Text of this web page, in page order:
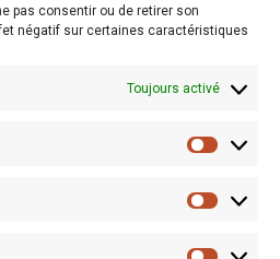
pas consentir ou de retirer son
négatif sur certaines caractéristiques
Toujours activé